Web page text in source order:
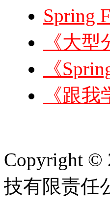
Spring
《大
《
《跟
Copyright ©
技有限责任